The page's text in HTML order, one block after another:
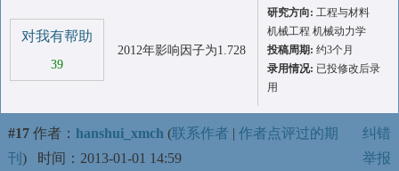
对我有帮助
39
2012年影响因子为1.728
研究方向: 工程与材料
机械工程 机械动力学
投稿周期: 约3个月
录用情况: 已投修改后录
用
#17 作者： hanshui_xmch (联系作者 | 作者点评过的期
刊 ) 时间：2013-01-01 14:59
纠错
举报